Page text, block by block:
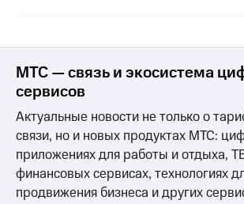
Документы
"МТС"
Собрания
Личный
кабинет
акционера
Акционерный
капитал
Контроль
МТС — связь и экосистема
сервисов
Актуальные новости не только о
связи, но и новых продуктах МТС:
приложениях для работы и отдыха,
финансовых сервисах, технологиях
продвижения бизнеса и других